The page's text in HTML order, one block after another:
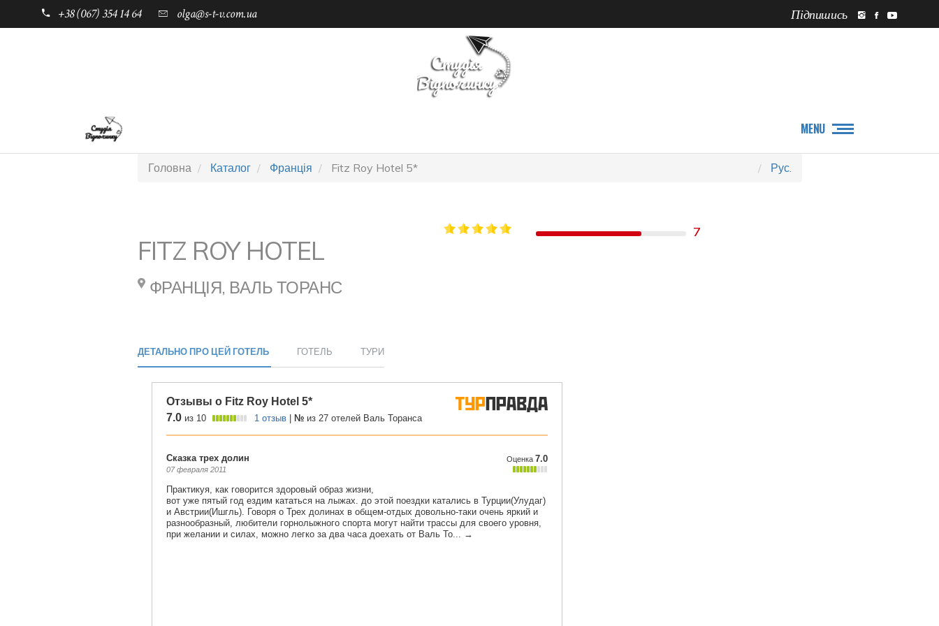
+38 (067) 354 14 64 olga@s-t-v.com.ua Підпишись
MENU
Головна Каталог Франція Fitz Roy Hotel 5* Рус.
FITZ ROY HOTEL
ФРАНЦІЯ, ВАЛЬ ТОРАНС
7
ДЕТАЛЬНО ПРО ЦЕЙ ГОТЕЛЬ ГОТЕЛЬ ТУРИ